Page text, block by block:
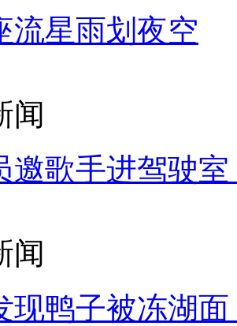
流星雨划夜空
闻
邀歌手进驾驶
闻
现鸭子被冻湖